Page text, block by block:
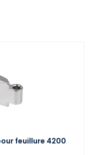
feuillure 4200